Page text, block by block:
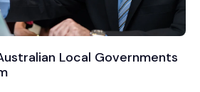
Local Governments